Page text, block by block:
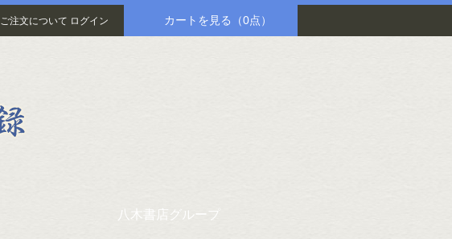
ご注文について ログイン カートを見る （0点）
八木書店グループ